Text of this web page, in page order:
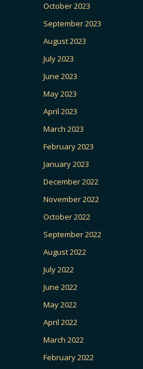
October 2023
September 2023
August 2023
July 2023
June 2023
May 2023
April 2023
March 2023
February 2023
January 2023
December 2022
November 2022
October 2022
September 2022
August 2022
July 2022
June 2022
May 2022
April 2022
March 2022
February 2022